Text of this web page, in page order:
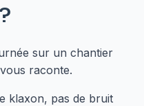
?
sur un chantier
raconte.
klaxon, pas de bruit